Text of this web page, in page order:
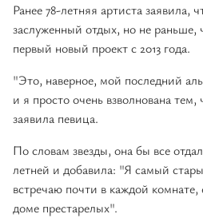
Ранее 78-летняя артиста заявила,
заслуженный отдых, но не раньше,
первый новый проект с 2013 года.
"Это, наверное, мой последний
и я просто очень взволнована
заявила певица.
По словам звезды, она бы все
летней и добавила: "Я самый
встречаю почти в каждой комнате,
доме престарелых".